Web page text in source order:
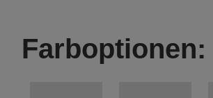
Farboptionen: